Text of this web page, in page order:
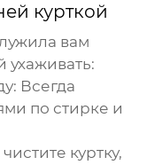
курткой
вам
ухаживать:
Всегда
по стирке и
куртку,